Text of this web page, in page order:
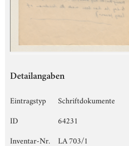
Detailangaben
Eintragstyp
Schriftdokumente
ID
64231
Inventar-Nr.
LA 703/1